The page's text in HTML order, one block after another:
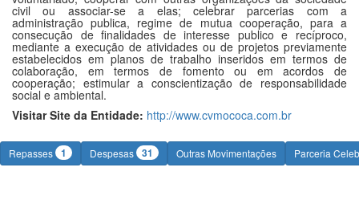
civil ou associar-se a elas; celebrar parcerias com a
administração publica, regime de mutua cooperação, para a
consecução de finalidades de interesse publico e recíproco,
mediante a execução de atividades ou de projetos previamente
estabelecidos em planos de trabalho inseridos em termos de
colaboração, em termos de fomento ou em acordos de
cooperação; estimular a conscientização de responsabilidade
social e ambiental.
Visitar Site da Entidade: http://www.cvmococa.com.br
Repasses 1 Despesas 31 Outras Movimentações Parceria